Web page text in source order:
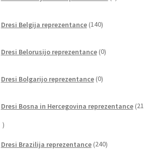
Dresi Belgija reprezentance 140izdelkov
Dresi Belorusijo reprezentance 0izdelkov
Dresi Bolgarijo reprezentance 0izdelkov
Dresi Bosna in Hercegovina reprezentance 21
21
Dresi Brazilija reprezentance 240izdelkov